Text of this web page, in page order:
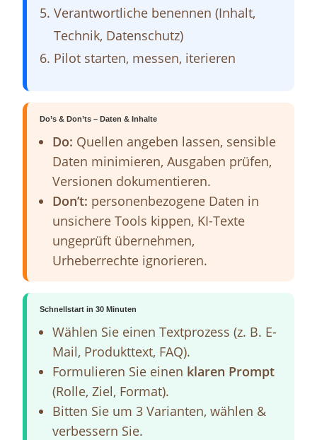
Verantwortliche benennen (Inhalt,
Technik, Datenschutz)
Pilot starten, messen, iterieren
Do’s & Don’ts – Daten & Inhalte
Do: Quellen angeben lassen, sensible
Daten minimieren, Ausgaben prüfen,
Versionen dokumentieren.
Don’t: personenbezogene Daten in
unsichere Tools kippen, KI-Texte
ungeprüft übernehmen,
Urheberrechte ignorieren.
Schnellstart in 30 Minuten
Wählen Sie einen Textprozess (z. B. E-
Mail, Produkttext, FAQ).
Formulieren Sie einen klaren Prompt
(Rolle, Ziel, Format).
Bitten Sie um 3 Varianten, wählen &
verbessern Sie.